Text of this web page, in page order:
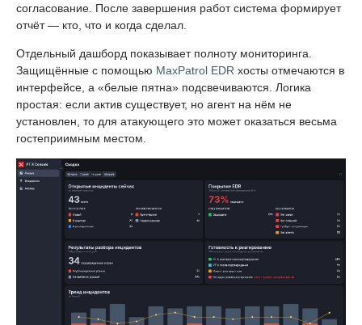
согласование. После завершения работ система формирует
отчёт — кто, что и когда сделал.
Отдельный дашборд показывает полноту мониторинга.
Защищённые с помощью MaxPatrol EDR хосты отмечаются в
интерфейсе, а «белые пятна» подсвечиваются. Логика
простая: если актив существует, но агент на нём не
установлен, то для атакующего это может оказаться весьма
гостеприимным местом.